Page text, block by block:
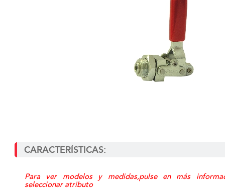
CARACTERÍSTICAS:
Para ver modelos y medidas,pulse en más
seleccionar atributo